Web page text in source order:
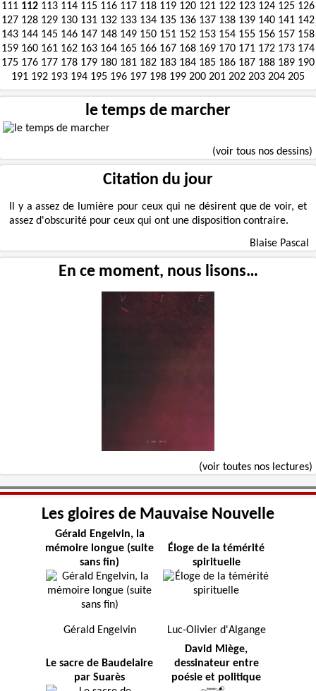
111 112 113 114 115 116 117 118 119 120 121 122 123 124 125 126
127 128 129 130 131 132 133 134 135 136 137 138 139 140 141 142
143 144 145 146 147 148 149 150 151 152 153 154 155 156 157 158
159 160 161 162 163 164 165 166 167 168 169 170 171 172 173 174
175 176 177 178 179 180 181 182 183 184 185 186 187 188 189 190
191 192 193 194 195 196 197 198 199 200 201 202 203 204 205
le temps de marcher
(voir tous nos dessins)
Citation du jour
Il y a assez de lumière pour ceux qui ne désirent que de voir, et
assez d'obscurité pour ceux qui ont une disposition contraire.
Blaise Pascal
En ce moment, nous lisons…
(voir toutes nos lectures)
Les gloires de Mauvaise Nouvelle
Gérald Engelvin, la
mémoire longue (suite
sans fin)
Gérald Engelvin
Éloge de la témérité
spirituelle
Luc-Olivier d'Algange
Le sacre de Baudelaire
par Suarès
David Miège,
dessinateur entre
poésie et politique